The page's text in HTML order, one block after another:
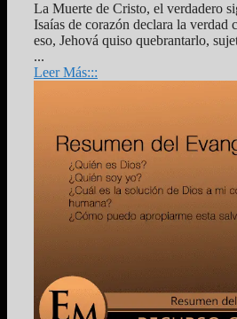
La Muerte de Cristo, el verdadero
Isaías de corazón declara la
eso, Jehová quiso quebrantarlo,
...
Leer Más:::